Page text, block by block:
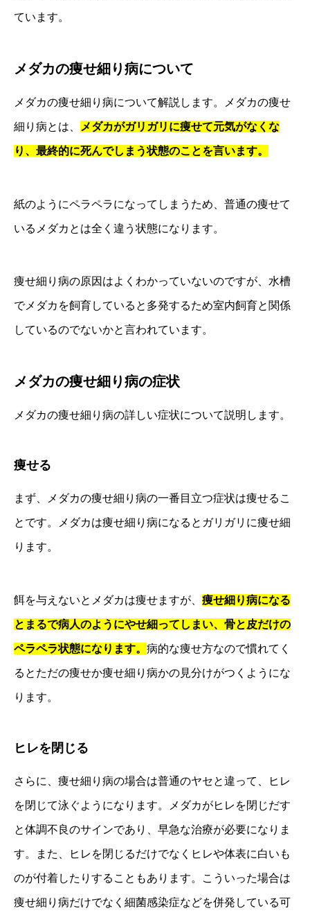
ています。
メダカの痩せ細り病について
メダカの痩せ細り病について解説します。メダカの痩せ
細り病とは、 メダカがガリガリに痩せて元気がなくな
り、最終的に死んでしまう状態のことを言います。
紙のようにペラペラになってしまうため、普通の痩せて
いるメダカとは全く違う状態になります。
痩せ細り病の原因はよくわかっていないのですが、水槽
でメダカを飼育していると多発するため室内飼育と関係
しているのでないかと言われています。
メダカの痩せ細り病の症状
メダカの痩せ細り病の詳しい症状について説明します。
痩せる
まず、メダカの痩せ細り病の一番目立つ症状は痩せるこ
とです。メダカは痩せ細り病になるとガリガリに痩せ細
ります。
餌を与えないとメダカは痩せますが、 痩せ細り病になる
とまるで病人のようにやせ細ってしまい、骨と皮だけの
ペラペラ状態になります。 病的な痩せ方なので慣れてく
るとただの痩せか痩せ細り病かの見分けがつくようにな
ります。
ヒレを閉じる
さらに、痩せ細り病の場合は普通のヤセと違って、ヒレ
を閉じて泳ぐようになります。メダカがヒレを閉じだす
と体調不良のサインであり、早急な治療が必要になりま
す。また、ヒレを閉じるだけでなくヒレや体表に白いも
のが付着したりすることもあります。こういった場合は
痩せ細り病だけでなく細菌感染症などを併発している可